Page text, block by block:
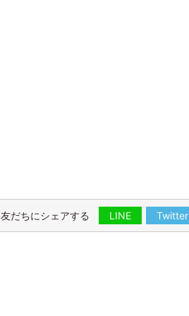
友だちにシェアする LINE Twitter